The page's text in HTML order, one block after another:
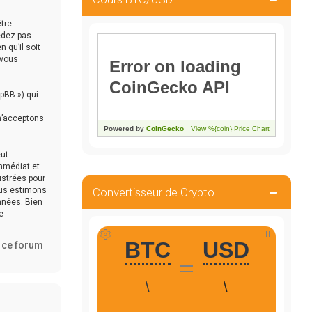
pas
qu’il soit
») qui
et
pour
estimons
Bien
forum
Convertisseur de Crypto